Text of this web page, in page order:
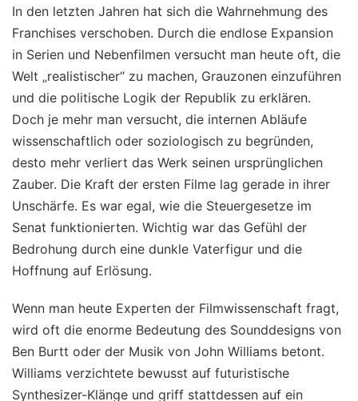
In den letzten Jahren hat sich die Wahrnehmung des
Franchises verschoben. Durch die endlose Expansion
in Serien und Nebenfilmen versucht man heute oft, die
Welt „realistischer“ zu machen, Grauzonen einzuführen
und die politische Logik der Republik zu erklären.
Doch je mehr man versucht, die internen Abläufe
wissenschaftlich oder soziologisch zu begründen,
desto mehr verliert das Werk seinen ursprünglichen
Zauber. Die Kraft der ersten Filme lag gerade in ihrer
Unschärfe. Es war egal, wie die Steuergesetze im
Senat funktionierten. Wichtig war das Gefühl der
Bedrohung durch eine dunkle Vaterfigur und die
Hoffnung auf Erlösung.
Wenn man heute Experten der Filmwissenschaft fragt,
wird oft die enorme Bedeutung des Sounddesigns von
Ben Burtt oder der Musik von John Williams betont.
Williams verzichtete bewusst auf futuristische
Synthesizer-Klänge und griff stattdessen auf ein